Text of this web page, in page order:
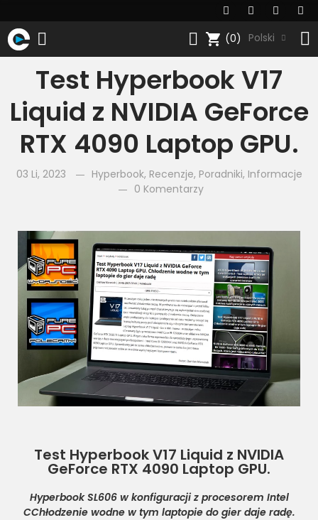
shopping_cart (0) Polski
Test Hyperbook V17
Liquid z NVIDIA GeForce
RTX 4090 Laptop GPU.
03 Li, 2023 Hyperbook, Recenzje, Poradniki, Informacje
0 Komentarzy
Test Hyperbook V17 Liquid z NVIDIA
GeForce RTX 4090 Laptop GPU.
Hyperbook SL606 w konfiguracji z procesorem Intel
CChłodzenie wodne w tym laptopie do gier daje radę.